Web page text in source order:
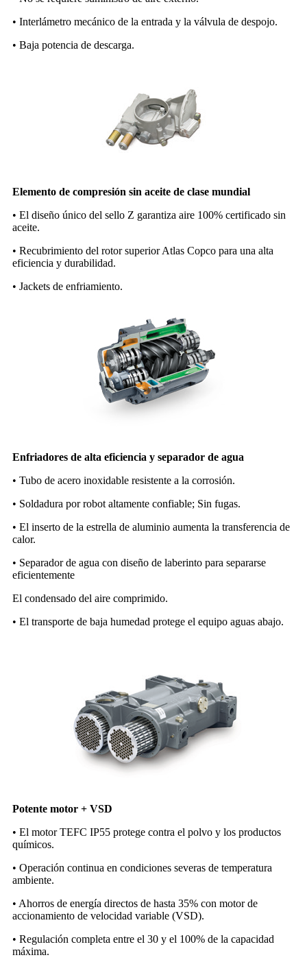
• Interlámetro mecánico de la entrada y la válvula de despojo.
• Baja potencia de descarga.
Elemento de compresión sin aceite de clase mundial
• El diseño único del sello Z garantiza aire 100% certificado sin
aceite.
• Recubrimiento del rotor superior Atlas Copco para una alta
eficiencia y durabilidad.
• Jackets de enfriamiento.
Enfriadores de alta eficiencia y separador de agua
• Tubo de acero inoxidable resistente a la corrosión.
• Soldadura por robot altamente confiable; Sin fugas.
• El inserto de la estrella de aluminio aumenta la transferencia de
calor.
• Separador de agua con diseño de laberinto para separarse
eficientemente
El condensado del aire comprimido.
• El transporte de baja humedad protege el equipo aguas abajo.
Potente motor + VSD
• El motor TEFC IP55 protege contra el polvo y los productos
químicos.
• Operación continua en condiciones severas de temperatura
ambiente.
• Ahorros de energía directos de hasta 35% con motor de
accionamiento de velocidad variable (VSD).
• Regulación completa entre el 30 y el 100% de la capacidad
máxima.